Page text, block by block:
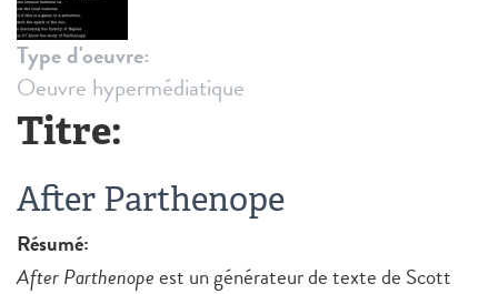
Type d'oeuvre:
Oeuvre hypermédiatique
Titre:
After Parthenope
Résumé:
After Parthenopeest un générateur de texte de Scott